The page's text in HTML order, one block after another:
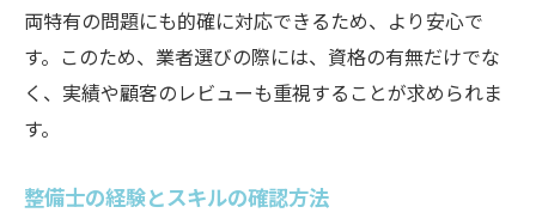
両特有の問題にも的確に対応できるため、より安心で
す。このため、業者選びの際には、資格の有無だけでな
く、実績や顧客のレビューも重視することが求められま
す。
整備士の経験とスキルの確認方法